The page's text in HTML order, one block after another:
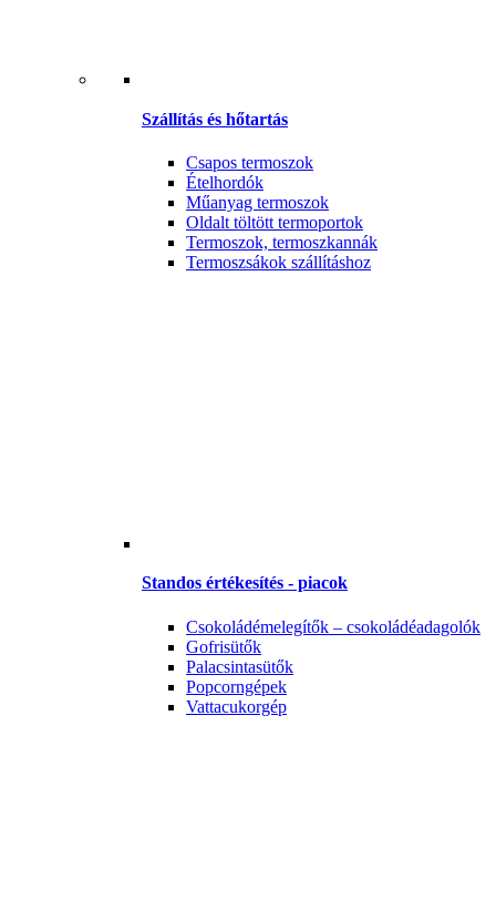
Szállítás és hőtartás
Csapos termoszok
Ételhordók
Műanyag termoszok
Oldalt töltött termoportok
Termoszok, termoszkannák
Termoszsákok szállításhoz
Standos értékesítés - piacok
Csokoládémelegítők – csokoládéadagolók
Gofrisütők
Palacsintasütők
Popcorngépek
Vattacukorgép